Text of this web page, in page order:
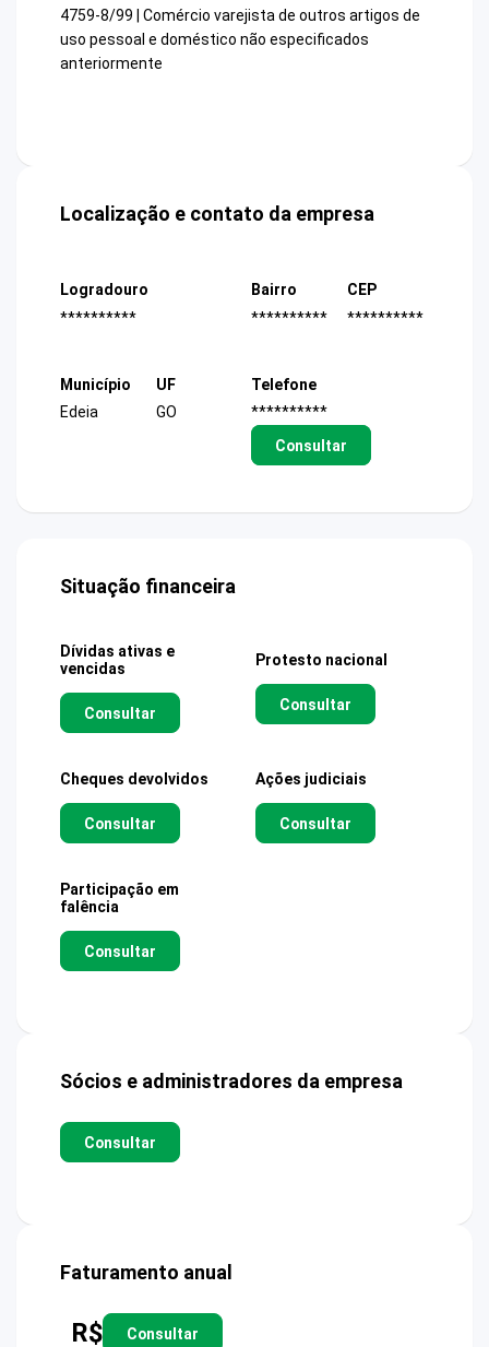
4759-8/99 | Comércio varejista de outros artigos de
uso pessoal e doméstico não especificados
anteriormente
Localização e contato da empresa
Logradouro
**********
Bairro
**********
CEP
**********
Município
Edeia
UF
GO
Telefone
**********
Consultar
Situação financeira
Dívidas ativas e
vencidas
Consultar
Protesto nacional
Consultar
Cheques devolvidos
Consultar
Ações judiciais
Consultar
Participação em
falência
Consultar
Sócios e administradores da empresa
Consultar
Faturamento anual
R$ Consultar